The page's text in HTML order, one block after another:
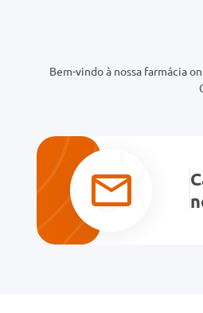
Bem-vindo à nossa farmácia